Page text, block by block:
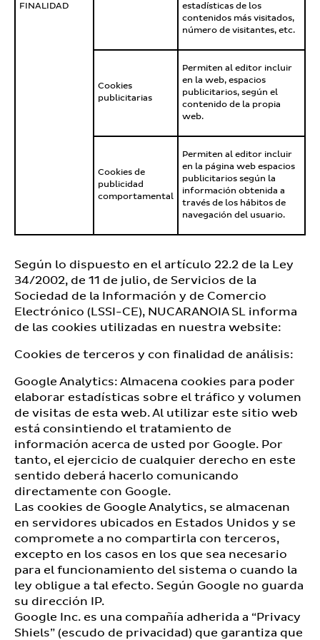
FINALIDAD
estadísticas de los
contenidos más visitados,
número de visitantes, etc.
Cookies
publicitarias
Permiten al editor incluir
en la web, espacios
publicitarios, según el
contenido de la propia
web.
Cookies de
publicidad
comportamental
Permiten al editor incluir
en la página web espacios
publicitarios según la
información obtenida a
través de los hábitos de
navegación del usuario.
Según lo dispuesto en el artículo 22.2 de la Ley
34/2002, de 11 de julio, de Servicios de la
Sociedad de la Información y de Comercio
Electrónico (LSSI-CE), NUCARANOIA SL informa
de las cookies utilizadas en nuestra website:
Cookies de terceros y con finalidad de análisis:
Google Analytics: Almacena cookies para poder
elaborar estadísticas sobre el tráfico y volumen
de visitas de esta web. Al utilizar este sitio web
está consintiendo el tratamiento de
información acerca de usted por Google. Por
tanto, el ejercicio de cualquier derecho en este
sentido deberá hacerlo comunicando
directamente con Google.
Las cookies de Google Analytics, se almacenan
en servidores ubicados en Estados Unidos y se
compromete a no compartirla con terceros,
excepto en los casos en los que sea necesario
para el funcionamiento del sistema o cuando la
ley obligue a tal efecto. Según Google no guarda
su dirección IP.
Google Inc. es una compañía adherida a “Privacy
Shiels” (escudo de privacidad) que garantiza que